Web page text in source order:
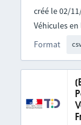
créé le 02/
Format
Véhicules